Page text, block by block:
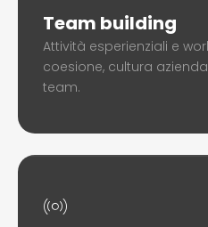
Team building
Attività esperienziali e
coesione, cultura
team.